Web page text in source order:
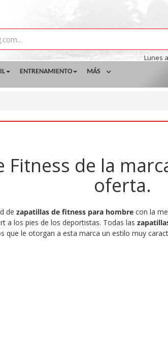
Lunes
ENTRENAMIENTO MÁS
Fitness de la
oferta.
de zapatillas de fitness para hombrecon la
a los pies de los deportistas. Todas las
que le otorgan a esta marca un estilo muy